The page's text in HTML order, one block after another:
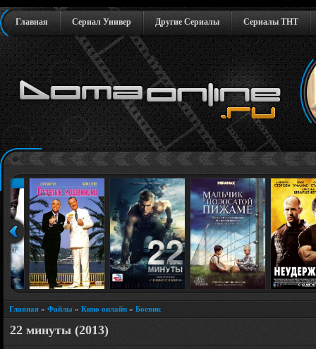
Главная Сериал Универ Другие Сериалы Сериалы ТНТ
Главная » Файлы » Кино онлайн » Боевик
22 минуты (2013)